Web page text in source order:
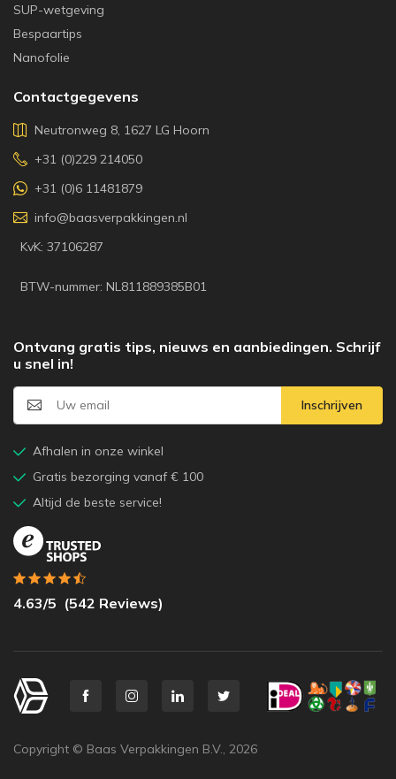
SUP-wetgeving
Bespaartips
Nanofolie
Contactgegevens
Neutronweg 8, 1627 LG Hoorn
+31 (0)229 214050
+31 (0)6 11481879
info@baasverpakkingen.nl
KvK: 37106287
BTW-nummer: NL811889385B01
Ontvang gratis tips, nieuws en aanbiedingen. Schrijf
u snel in!
Inschrijven
Afhalen in onze winkel
Gratis bezorging vanaf € 100
Altijd de beste service!
4.63/5 (542 Reviews)
Copyright © Baas Verpakkingen B.V., 2026